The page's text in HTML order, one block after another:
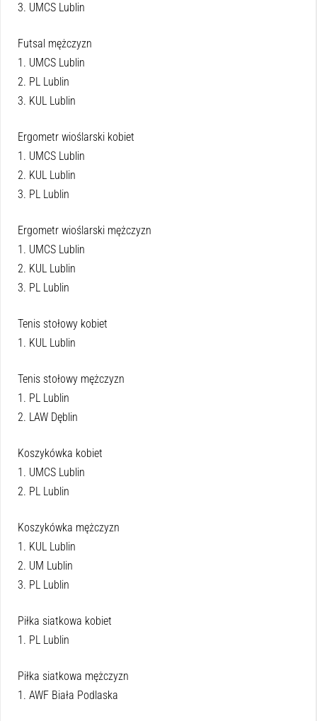
3. UMCS Lublin
Futsal mężczyzn
1. UMCS Lublin
2. PL Lublin
3. KUL Lublin
Ergometr wioślarski kobiet
1. UMCS Lublin
2. KUL Lublin
3. PL Lublin
Ergometr wioślarski mężczyzn
1. UMCS Lublin
2. KUL Lublin
3. PL Lublin
Tenis stołowy kobiet
1. KUL Lublin
Tenis stołowy mężczyzn
1. PL Lublin
2. LAW Dęblin
Koszykówka kobiet
1. UMCS Lublin
2. PL Lublin
Koszykówka mężczyzn
1. KUL Lublin
2. UM Lublin
3. PL Lublin
Piłka siatkowa kobiet
1. PL Lublin
Piłka siatkowa mężczyzn
1. AWF Biała Podlaska